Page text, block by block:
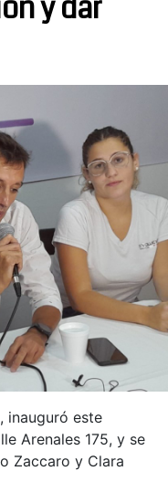
y dar
inauguró este
Arenales 175, y se
Zaccaro y Clara